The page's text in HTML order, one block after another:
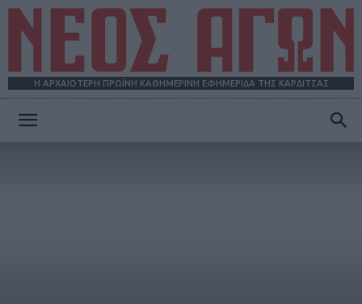
Η ΑΡΧΑΙΟΤΕΡΗ ΠΡΩΪΝΗ ΚΑΘΗΜΕΡΙΝΗ ΕΦΗΜΕΡΙΔΑ ΤΗΣ ΚΑΡΔΙΤΣΑΣ